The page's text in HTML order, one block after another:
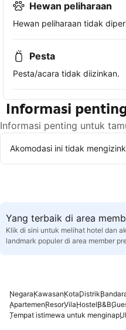
Hewan peliharaan
Hewan peliharaan tidak
Pesta
Pesta/acara tidak diizinkan.
Informasi
Informasi penting untuk
Akomodasi ini tidak
Yang terbaik di area
Klik di sini untuk melihat hotel dan
landmark populer di area member
NegaraKawasanKotaDistrik
ApartemenResorVilaHostelB&B
Tempat istimewa untuk menginap